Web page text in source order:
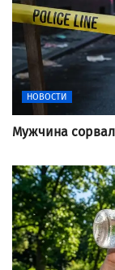
НОВОСТИ
Мужчина